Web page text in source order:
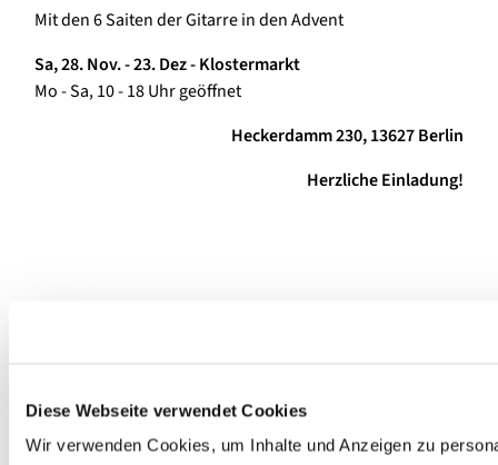
Diese Webseite verwendet Cookies
Wir verwenden Cookies, um Inhalte und Anzeigen zu
Mit den 6 Saiten der Gitarre in den Advent
Sa, 28. Nov. -23. Dez - Klostermarkt
Mo - Sa, 10 - 18 Uhr geöffnet
Heckerdamm 230, 13627 Berlin
Herzliche Einladung!